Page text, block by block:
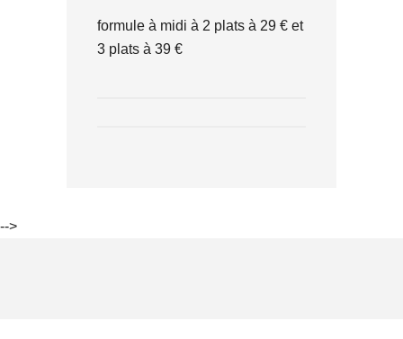
formule à midi à 2 plats à 29 € et
3 plats à 39 €
-->